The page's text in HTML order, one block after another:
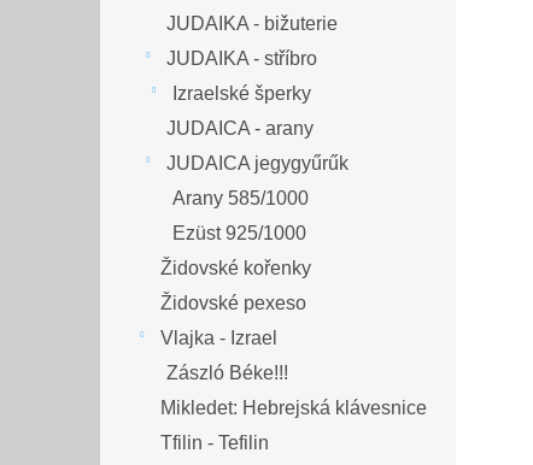
JUDAIKA - bižuterie
JUDAIKA - stříbro
Izraelské šperky
JUDAICA - arany
JUDAICA jegygyűrűk
Arany 585/1000
Ezüst 925/1000
Židovské kořenky
Židovské pexeso
Vlajka - Izrael
Zászló Béke!!!
Mikledet: Hebrejská klávesnice
Tfilin - Tefilin